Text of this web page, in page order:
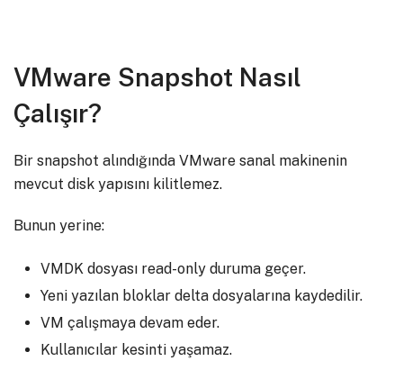
VMware Snapshot Nasıl
Çalışır?
Bir snapshot alındığında VMware sanal makinenin
mevcut disk yapısını kilitlemez.
Bunun yerine:
VMDK dosyası read-only duruma geçer.
Yeni yazılan bloklar delta dosyalarına kaydedilir.
VM çalışmaya devam eder.
Kullanıcılar kesinti yaşamaz.